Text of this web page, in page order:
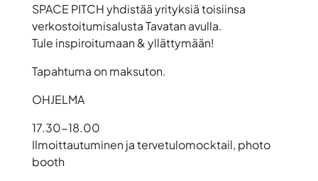
SPACE PITCH yhdistää yrityksiä toisiinsa
verkostoitumisalusta Tavatan avulla.
Tule inspiroitumaan & yllättymään!
Tapahtuma on maksuton.
OHJELMA
17.30-18.00
Ilmoittautuminen ja tervetulomocktail, photo
booth